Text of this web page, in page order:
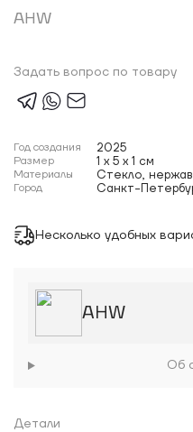
AHW
Задать вопрос по товару
Год создания 2025
Размер 1 x 5 x 1 см
Материалы Стекло,
Город Санкт-
Несколько удобных
AHW
Об
Детали